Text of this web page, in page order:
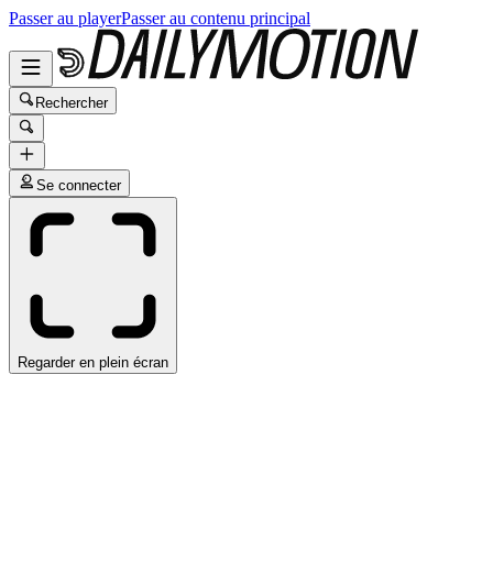
Passer au playerPasser au contenu principal
Rechercher
Se connecter
Regarder en plein écran